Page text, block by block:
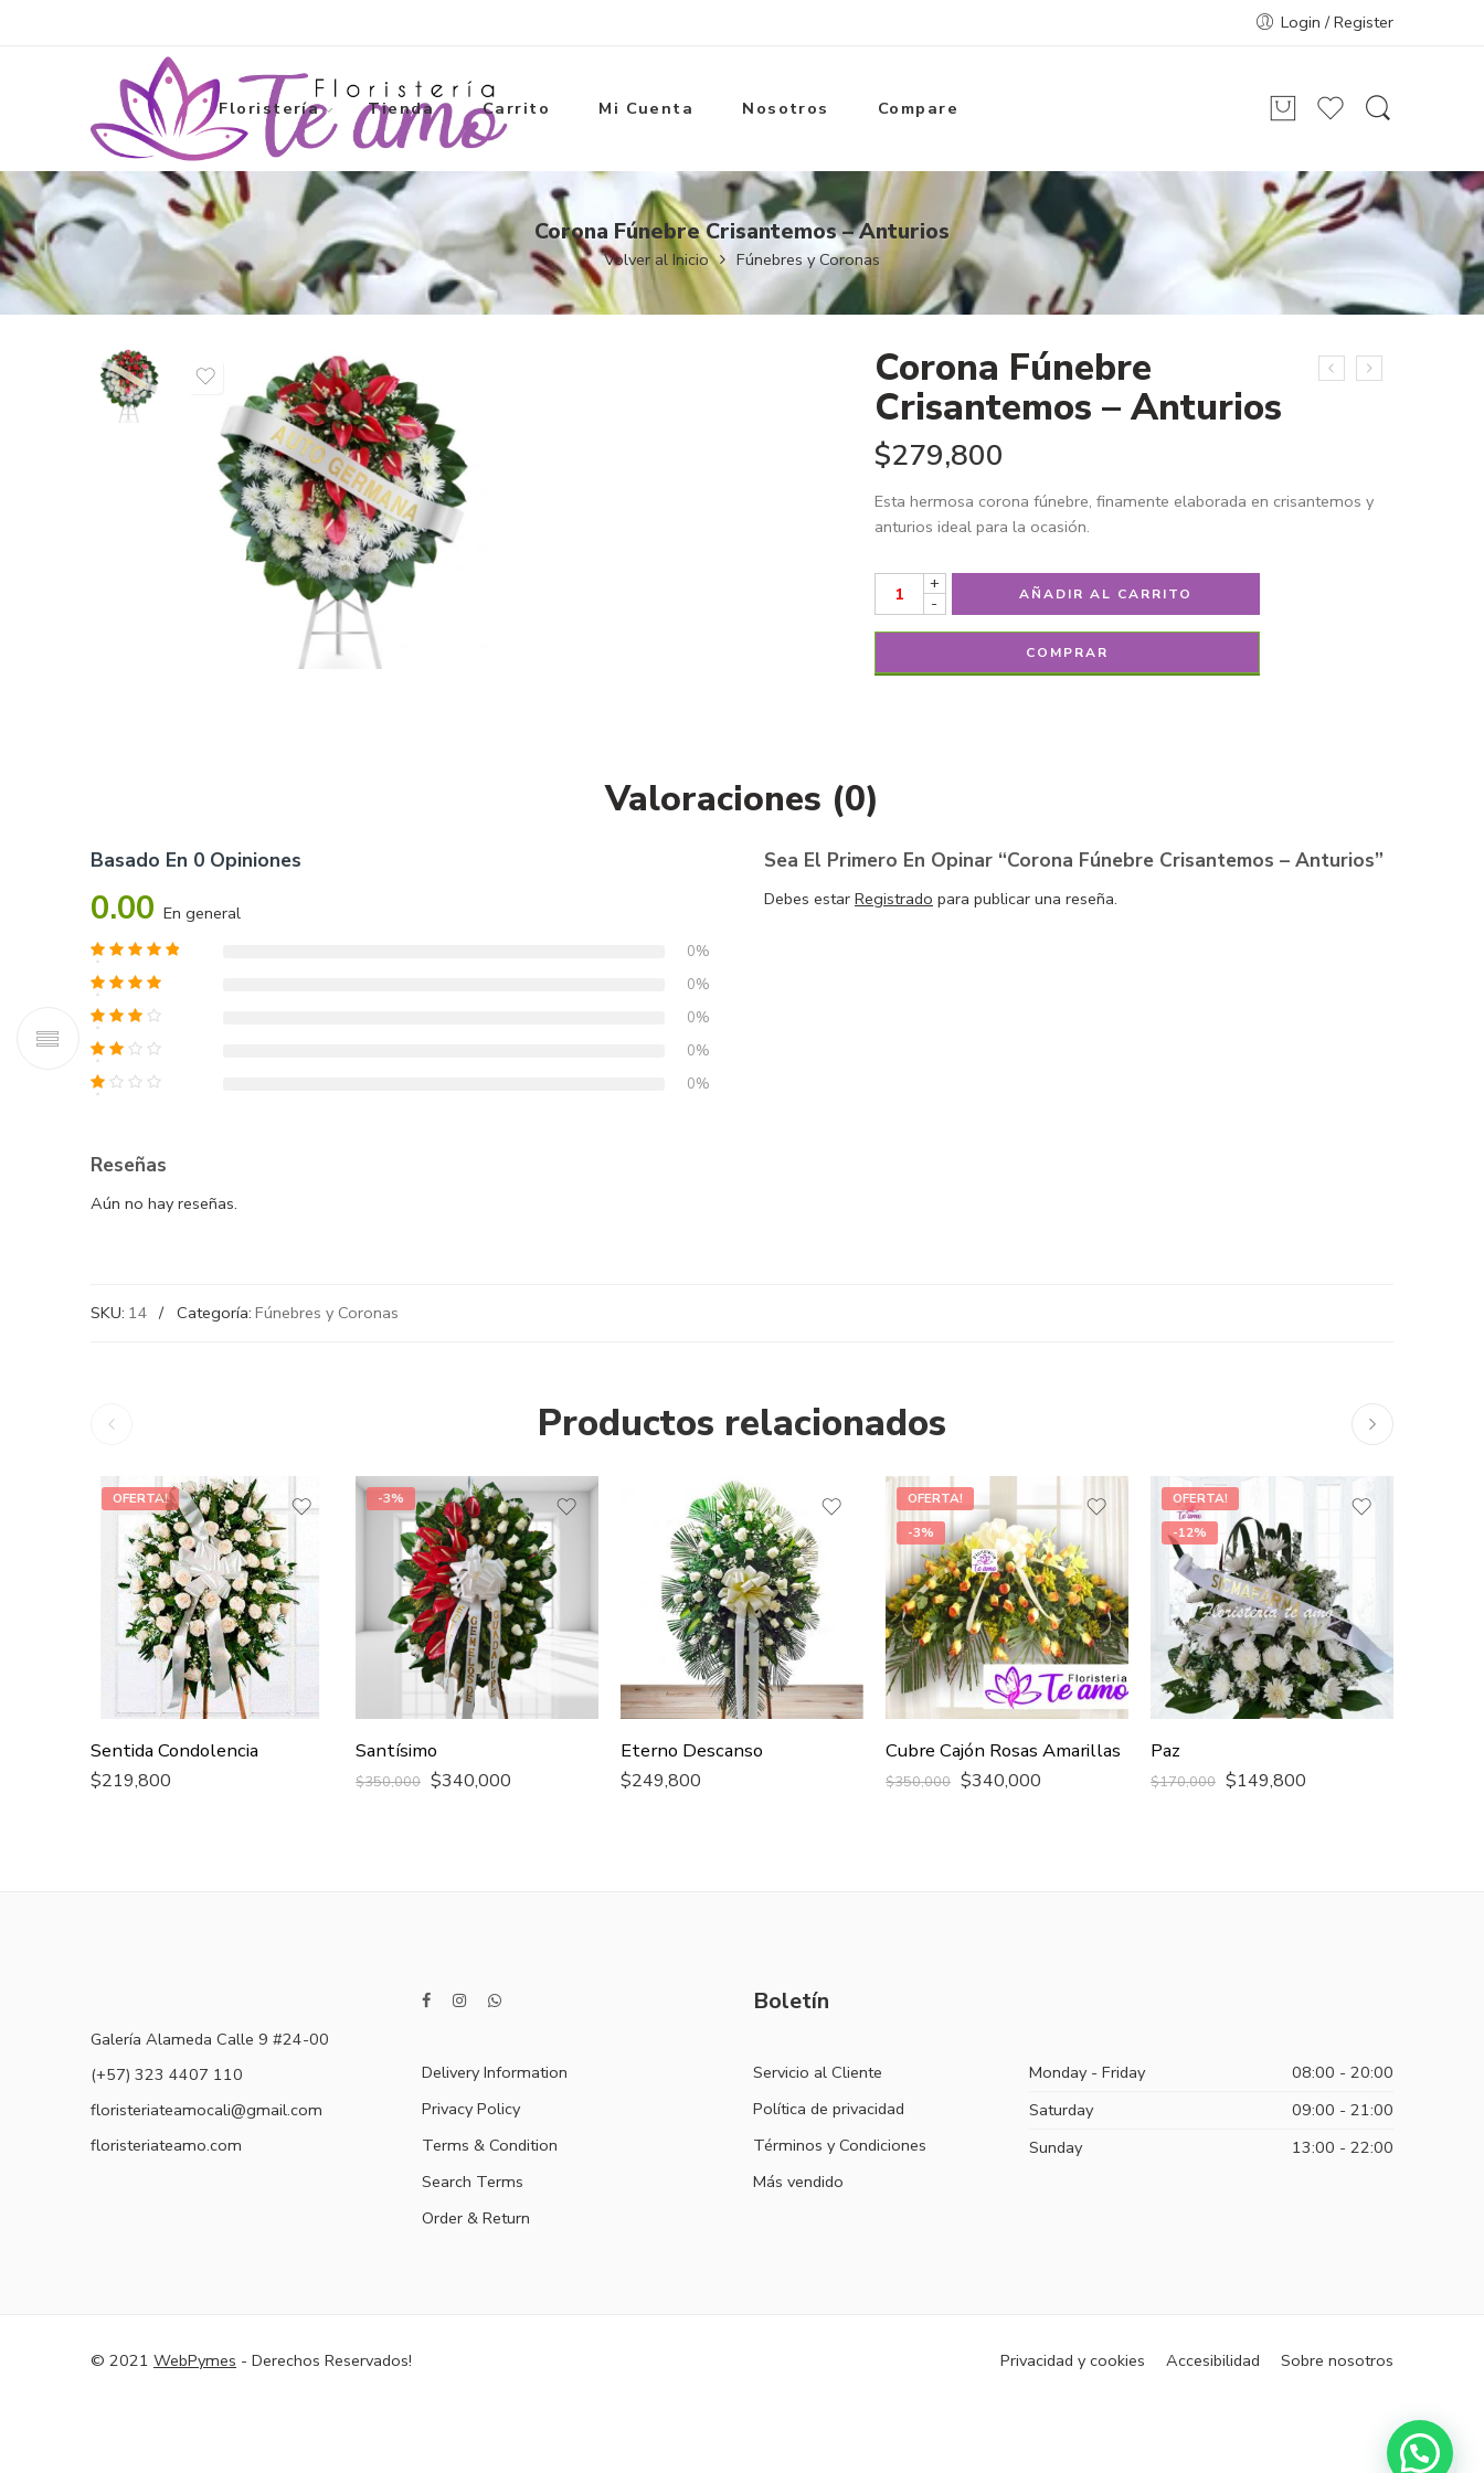
Login / Register
Floristería Tienda Carrito Mi Cuenta Nosotros Compare
Corona Fúnebre Crisantemos – Anturios
Volver al Inicio Fúnebres y Coronas
Corona Fúnebre
Crisantemos – Anturios
$279,800
Esta hermosa corona fúnebre, finamente elaborada en crisantemos y
anturios ideal para la ocasión.
+
-
AÑADIR AL CARRITO
COMPRAR
Valoraciones (0)
Basado En 0 Opiniones
0.00 En general
0%
0%
0%
0%
0%
Sea El Primero En Opinar “Corona Fúnebre Crisantemos – Anturios”
Debes estar Registrado para publicar una reseña.
Reseñas
Aún no hay reseñas.
SKU: 14 Categoría: Fúnebres y Coronas
Productos relacionados
OFERTA!
Sentida Condolencia
$219,800
-3%
Santísimo
$350,000 $340,000
Eterno Descanso
$249,800
OFERTA!
-3%
Cubre Cajón Rosas Amarillas
$350,000 $340,000
OFERTA!
-12%
Paz
$170,000 $149,800
Galería Alameda Calle 9 #24-00
(+57) 323 4407 110
floristeriateamocali@gmail.com
floristeriateamo.com
Delivery Information
Privacy Policy
Terms & Condition
Search Terms
Order & Return
Boletín
Servicio al Cliente
Política de privacidad
Términos y Condiciones
Más vendido
Monday - Friday
08:00 - 20:00
Saturday
09:00 - 21:00
Sunday
13:00 - 22:00
© 2021 WebPymes - Derechos Reservados! Privacidad y cookies Accesibilidad Sobre nosotros